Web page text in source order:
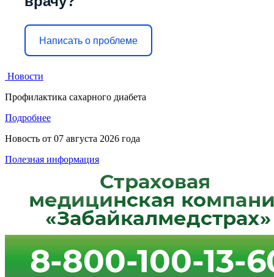
Написать о проблеме
Новости
Профилактика сахарного диабета
Подробнее
Новость от 07 августа 2026 года
Полезная информация